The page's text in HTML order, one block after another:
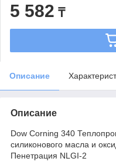
5 582 ₸
Описание
Описание
Dow Corning 340
силиконового масла и
Пенетрация NLGI-2